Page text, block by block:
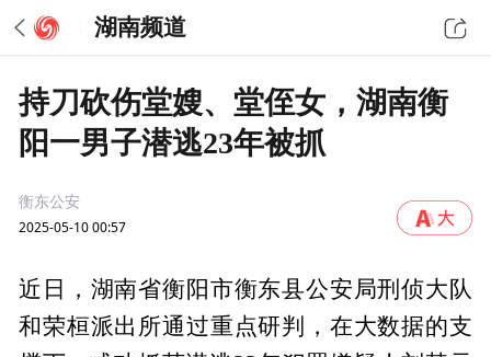
湖南频道
持刀砍伤堂嫂、堂侄女，湖南衡
阳一男子潜逃23年被抓
衡东公安
2025-05-10 00:57
近日，湖南省衡阳市衡东县公安局刑侦大队
和荣桓派出所通过重点研判，在大数据的支